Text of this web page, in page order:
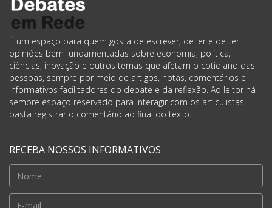
É um espaço para quem gosta de escrever, de ler e de ter
opiniões bem fundamentadas sobre economia, política,
ciências, inovação e outros temas que afetam o cotidiano das
pessoas, sempre por meio de artigos, notas, comentários e
informativos facilitadores do debate e da reflexão. Ao leitor há
sempre espaço reservado para interagir com os articulistas,
basta registrar o comentário ao final do texto.
RECEBA NOSSOS INFORMATIVOS